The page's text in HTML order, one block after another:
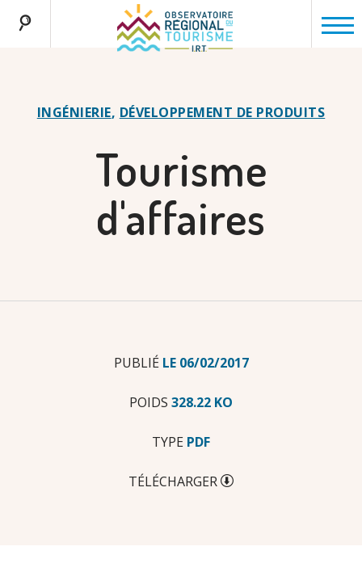
principale
INGÉNIERIE, DÉVELOPPEMENT DE PRODUITS
Tourisme
d'affaires
PUBLIÉ LE 06/02/2017
POIDS 328.22 KO
TYPE PDF
TÉLÉCHARGER